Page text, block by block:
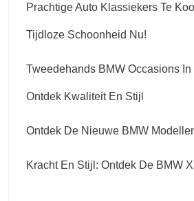
Prachtige Auto Klassiekers Te
Tijdloze Schoonheid Nu!
Tweedehands BMW Occasions
Ontdek Kwaliteit En Stijl
Ontdek De Nieuwe BMW
Kracht En Stijl: Ontdek De BMW